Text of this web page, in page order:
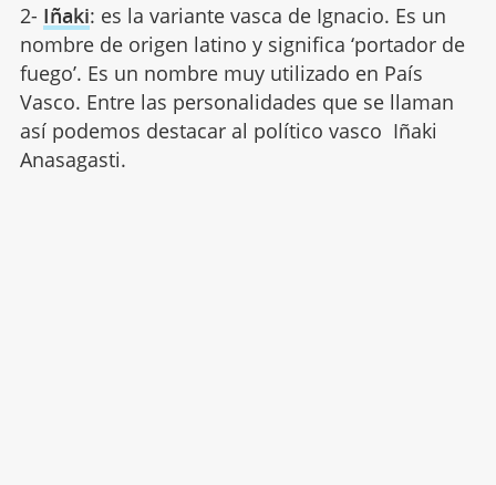
2- Iñaki: es la variante vasca de Ignacio. Es un
nombre de origen latino y significa ‘portador de
fuego’. Es un nombre muy utilizado en País
Vasco. Entre las personalidades que se llaman
así podemos destacar al político vasco Iñaki
Anasagasti.